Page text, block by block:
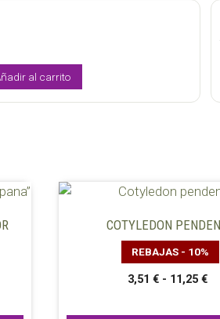
al carrito
COTYLEDON
REBAJAS - 10%
3,51 € - 11,25 €
Este
producto
opciones